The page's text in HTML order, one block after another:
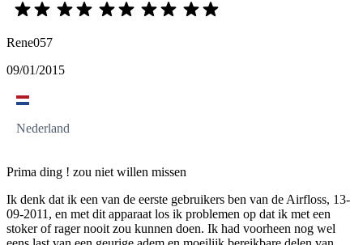
Rene057
09/01/2015
Nederland
Prima ding ! zou niet willen missen
Ik denk dat ik een van de eerste gebruikers ben van de Airfloss, 13-
09-2011, en met dit apparaat los ik problemen op dat ik met een
stoker of rager nooit zou kunnen doen. Ik had voorheen nog wel